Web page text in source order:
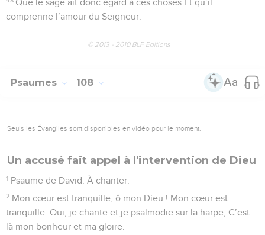
Que le sage ait donc égard à ces choses Et qu’il
comprenne l’amour du Seigneur.
© 2013 - 2010 BLF Editions
Psaumes 108
Seuls les Évangiles sont disponibles en vidéo pour le moment.
Un accusé fait appel à l'intervention de Dieu
1 Psaume de David. À chanter.
2 Mon cœur est tranquille, ô mon Dieu ! Mon cœur est
tranquille. Oui, je chante et je psalmodie sur la harpe, C’est
là mon bonheur et ma gloire.